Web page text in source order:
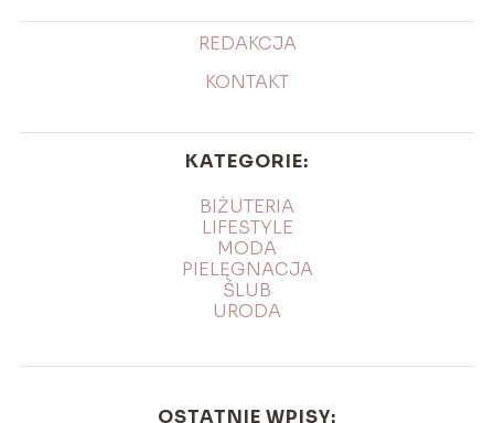
REDAKCJA
KONTAKT
KATEGORIE:
BIŻUTERIA
LIFESTYLE
MODA
PIELĘGNACJA
ŚLUB
URODA
OSTATNIE WPISY: